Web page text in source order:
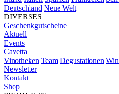
Deutschland Neue Welt
DIVERSES
Geschenkgutscheine
Aktuell
Events
Cavetta
Vinotheken Team Degustationen
Newsletter
Kontakt
Shop